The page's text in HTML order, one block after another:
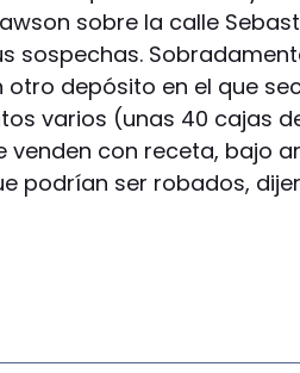
sobre la calle
sospechas.
otro depósito en el que
varios (unas 40 cajas
venden con receta, bajo
podrían ser robados,